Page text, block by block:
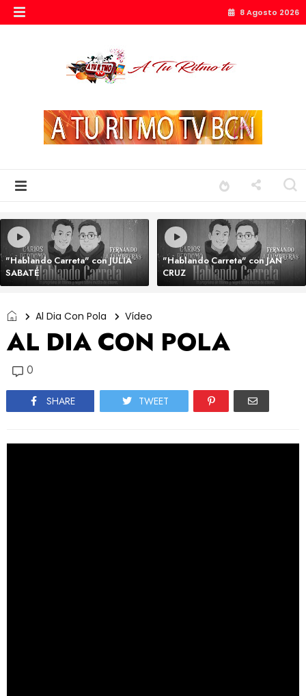
8 Agosto 2026
"Hablando Carreta" con JULIA
SABATÉ
"Hablando Carreta" con JAN
CRUZ
Al Dia Con Pola Vídeo
AL DIA CON POLA
0
SHARE TWEET